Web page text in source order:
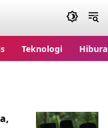
Artikelkita.com
Teknologi